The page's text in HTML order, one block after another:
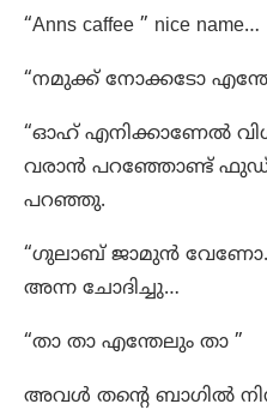
“Anns caffee ” nice name…
“നമുക്ക് നോക്കടോ
“ഓഹ് എനിക്കാണേൽ
വരാൻ പറഞ്ഞോണ്ട് ഫുഡ്‌
പറഞ്ഞു.
“ഗുലാബ് ജാമുൻ
അന്ന ചോദിച്ചു…
“താ താ എന്തേലും താ ”
അവൾ തന്റെ ബാഗിൽ